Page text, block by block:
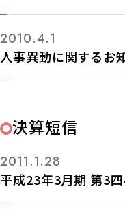
2010.4.1
人事異動に関するお
決算短信
2011.1.28
平成23年3月期 第3